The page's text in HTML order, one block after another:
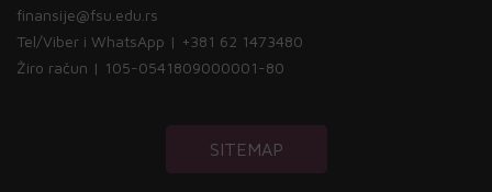
finansije@fsu.edu.rs
Tel/Viber i WhatsApp | +381 62 1473480
Žiro račun | 105-0541809000001-80
SITEMAP